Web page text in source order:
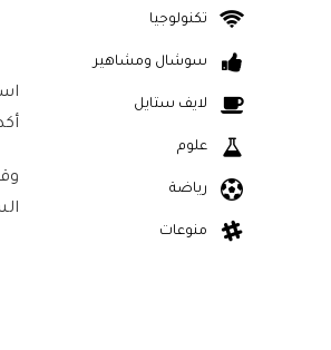
تكنولوجيا
سوشال ومشاهير
لايف ستايل
علوم
رياضة
منوعات